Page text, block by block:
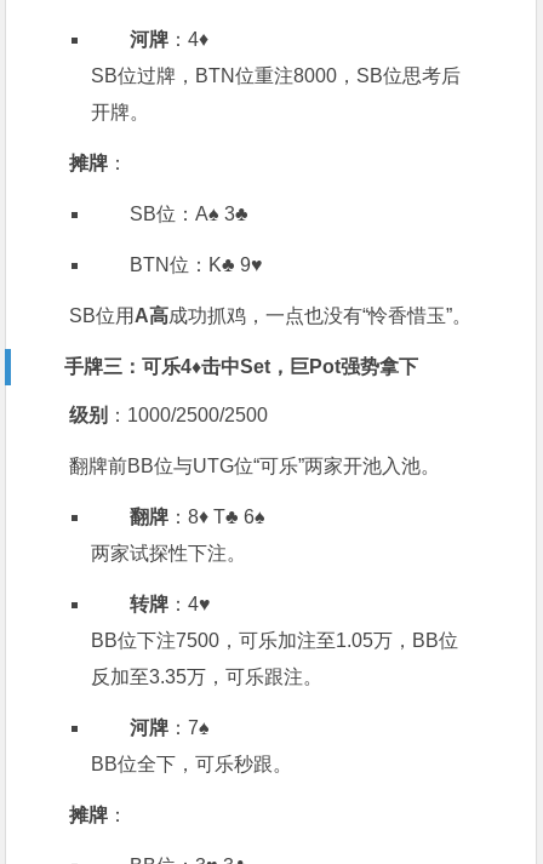
河牌 ：4♦️
SB位过牌，BTN位重注8000，SB位思考后
开牌。
摊牌 ：
SB位：A♠️ 3♣️
BTN位：K♣️ 9♥️
SB位用 A高成功抓鸡，一点也没有“怜香惜玉”。
手牌三：可乐4♦️击中Set，巨Pot强势拿下
级别 ：1000/2500/2500
翻牌前BB位与UTG位“可乐”两家开池入池。
翻牌 ：8♦️ T♣️ 6♠️
两家试探性下注。
转牌 ：4♥️
BB位下注7500，可乐加注至1.05万，BB位
反加至3.35万，可乐跟注。
河牌 ：7♠️
BB位全下，可乐秒跟。
摊牌 ：